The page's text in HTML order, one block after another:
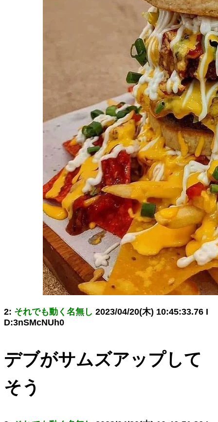
2: それでも動く名無し 2023/04/20(木) 10:45:33.76 I
D:3nSMcNUh0
デブがサムズアップして
そう